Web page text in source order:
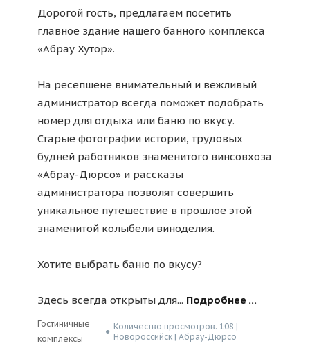
Дорогой гость, предлагаем посетить
главное здание нашего банного комплекса
«Абрау Хутор».
На ресепшене внимательный и вежливый
администратор всегда поможет подобрать
номер для отдыха или баню по вкусу.
Старые фотографии истории, трудовых
будней работников знаменитого винсовхоза
«Абрау-Дюрсо» и рассказы
администратора позволят совершить
уникальное путешествие в прошлое этой
знаменитой колыбели виноделия.
Хотите выбрать баню по вкусу?
Здесь всегда открыты для... Подробнее ...
Гостиничные
комплексы
● Количество просмотров: 108 |
Новороссийск | Абрау-Дюрсо